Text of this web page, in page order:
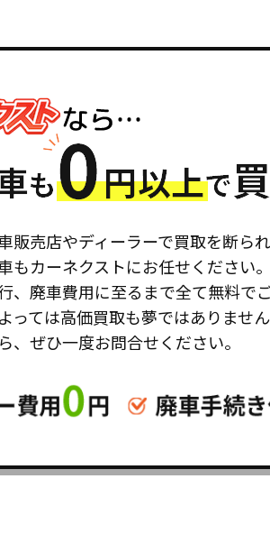
販売店やディーラーで買取を断ら
もカーネクストにお任せください
、廃車費用に至るまで全て無料で
っては高価買取も夢ではありませ
、ぜひ一度お問合せください。